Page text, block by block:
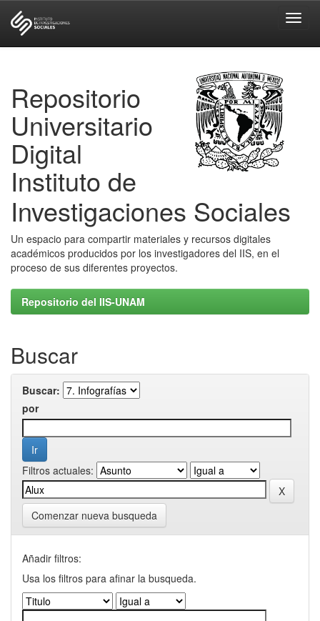
Repositorio
Universitario
Digital
Instituto de
Investigaciones Sociales
Un espacio para compartir materiales y recursos digitales
académicos producidos por los investigadores del IIS, en el
proceso de sus diferentes proyectos.
Repositorio del IIS-UNAM
Buscar
Buscar:
por
Filtros actuales:
Comenzar nueva busqueda
Añadir filtros:
Usa los filtros para afinar la busqueda.